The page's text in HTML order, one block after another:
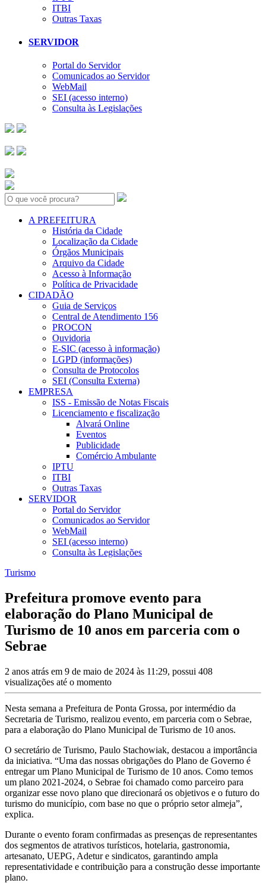
ITBI
Outras Taxas
SERVIDOR
Portal do Servidor
Comunicados ao Servidor
WebMail
SEI (acesso interno)
Consulta às Legislações
Search:
A PREFEITURA
História da Cidade
Localização da Cidade
Órgãos Municipais
Arquivo da Cidade
Acesso à Informação
Política de Privacidade
CIDADÃO
Guia de Serviços
Central de Atendimento 156
PROCON
Ouvidoria
E-SIC (acesso à informação)
LGPD (informações)
Consulta de Protocolos
SEI (Consulta Externa)
EMPRESA
ISS - Emissão de Notas Fiscais
Licenciamento e fiscalização
Alvará Online
Eventos
Publicidade
Comércio Ambulante
IPTU
ITBI
Outras Taxas
SERVIDOR
Portal do Servidor
Comunicados ao Servidor
WebMail
SEI (acesso interno)
Consulta às Legislações
Turismo
Prefeitura promove evento para
elaboração do Plano Municipal de
Turismo de 10 anos em parceria com o
Sebrae
2 anos atrás em 9 de maio de 2024 às 11:29, possui 408
visualizações até o momento
Nesta semana a Prefeitura de Ponta Grossa, por intermédio da
Secretaria de Turismo, realizou evento, em parceria com o Sebrae,
para a elaboração do Plano Municipal de Turismo de 10 anos.
O secretário de Turismo, Paulo Stachowiak, destacou a importância
da iniciativa. “Uma das nossas obrigações do Plano de Governo é
entregar um Plano Municipal de Turismo de 10 anos. Como temos
um plano 2021-2024, o Sebrae foi chamado como parceiro para
organizar esse novo plano que direcionará os objetivos e o futuro do
turismo do município, com base no que o próprio setor almeja”,
explica.
Durante o evento foram confirmadas as presenças de representantes
dos segmentos de atrativos turísticos, hotelaria, gastronomia,
artesanato, UEPG, Adetur e sindicatos, garantindo ampla
representatividade e contribuição para a construção desse importante
plano.